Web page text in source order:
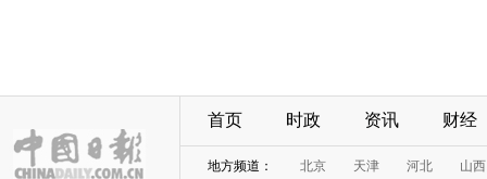
首页 时政 资讯 财经
地方频道： 北京 天津 河北
山西